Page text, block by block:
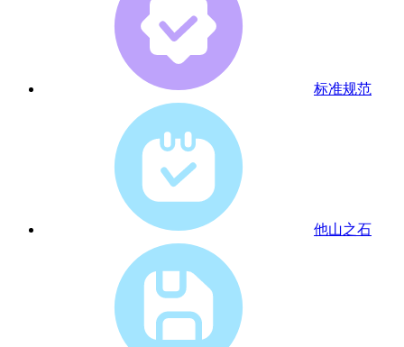
标准规范
他山之石